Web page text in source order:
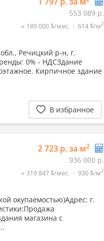
553 089 р.
≈ 189 000 $/мес. 614 $/м2
Речицкий р-н, г.
0% - НДСЗдание
Кирпичное здание
В избранное
2 723 р. за м2
936 000 р.
≈ 319 847 $/мес. 930 $/м2
окупаемостью)Адрес: г.
магазина с